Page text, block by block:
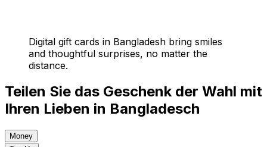
Digital gift cards in Bangladesh bring smiles
and thoughtful surprises, no matter the
distance.
Teilen Sie das Geschenk der Wahl mit
Ihren Lieben in Bangladesch
Money